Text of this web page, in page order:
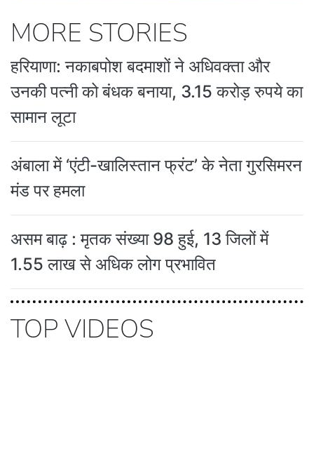
MORE STORIES
हरियाणा: नकाबपोश बदमाशों ने अधिवक्ता और
उनकी पत्नी को बंधक बनाया, 3.15 करोड़ रुपये का
सामान लूटा
अंबाला में ‘एंटी-खालिस्तान फ्रंट’ के नेता गुरसिमरन
मंड पर हमला
असम बाढ़ : मृतक संख्या 98 हुई, 13 जिलों में
1.55 लाख से अधिक लोग प्रभावित
TOP VIDEOS